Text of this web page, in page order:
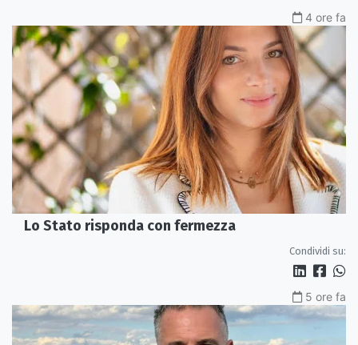
4 ore fa
Lo Stato risponda con fermezza
Condividi su:
5 ore fa